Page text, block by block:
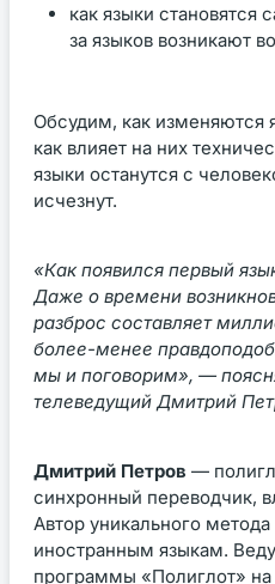
как языки становятся
за языков возникают
Обсудим, как изменяются
как влияет на них
языки останутся с
исчезнут.
«Как появился первый
Даже о времени
разброс составляет
более-менее
мы и поговорим», —
телеведущий Дмитрий
Дмитрий Петров —
синхронный переводчик,
Автор уникального
иностранным языкам.
программы «Полиглот» на